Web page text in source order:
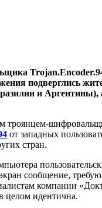
подверглись
и
троянцем-
от западных
стран.
сообщение,
компании
целом идентична.